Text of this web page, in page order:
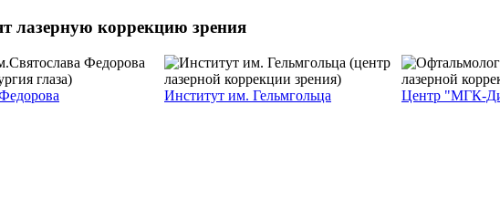
лазерную коррекцию зрения
Институт им. Гельмгольца Центр "МГК-